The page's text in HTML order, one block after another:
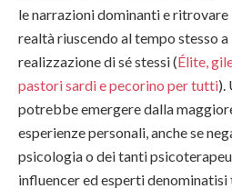
le narrazioni dominanti e
realtà riuscendo al tempo stesso
realizzazione di sé stessi (Élite,
pastori sardi e pecorino per tutti).
potrebbe emergere dalla
esperienze personali, anche se
psicologia o dei tanti
influencer ed esperti